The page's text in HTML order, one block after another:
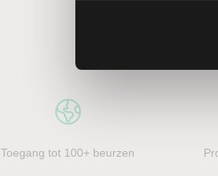
Toegang tot 100+ beurzen